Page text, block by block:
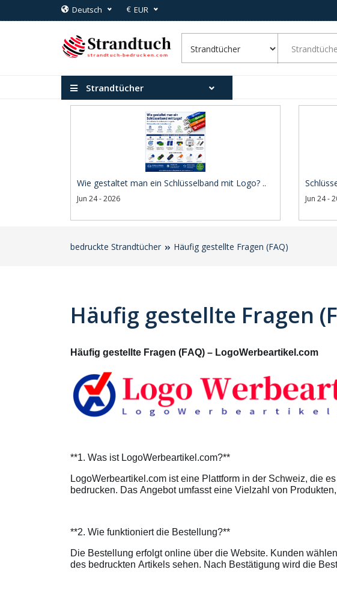
Deutsch € EUR
Strandtücher
Wie gestaltet man ein Schlüsselband mit Logo? ..
Jun 24 - 2026 Jun 24 -
bedruckte Strandtücher Häufig gestellte Fragen (FAQ)
Häufig gestellte Fragen
Häufig gestellte Fragen (FAQ) – LogoWerbeartikel.com
**1. Was ist LogoWerbeartikel.com?**
LogoWerbeartikel.com ist eine Plattform in der Schweiz, die
bedrucken. Das Angebot umfasst eine Vielzahl von
**2. Wie funktioniert die Bestellung?**
Die Bestellung erfolgt online über die Website. Kunden
des bedruckten Artikels sehen. Nach Bestätigung wird die